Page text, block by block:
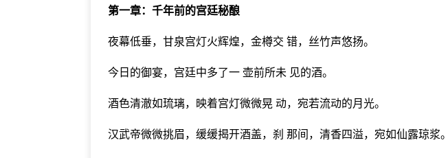
第一章：千年前的宫廷秘酿
夜幕低垂，甘泉宫灯火辉煌，金樽交 错，丝竹声悠扬。
今日的御宴，宫廷中多了一 壶前所未 见的酒。
酒色清澈如琉璃，映着宫灯微微晃 动，宛若流动的月光。
汉武帝微微挑眉，缓缓揭开酒盖，刹 那间，清香四溢，宛如仙露琼浆。